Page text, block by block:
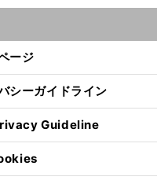
ージ
シーガイドライン
Guideline